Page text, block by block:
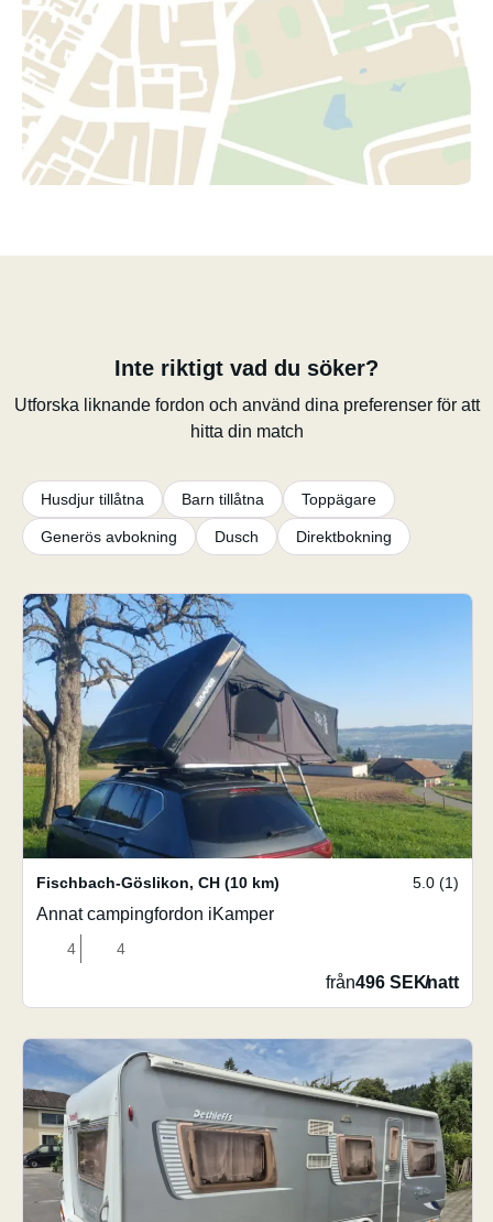
Inte riktigt vad du söker?
Utforska liknande fordon och använd dina preferenser för att
hitta din match
Husdjur tillåtna Barn tillåtna Toppägare
Generös avbokning Dusch Direktbokning
Fischbach-Göslikon, CH (10 km) 5.0 (1)
Annat campingfordon iKamper
4 4
från496 SEK/natt